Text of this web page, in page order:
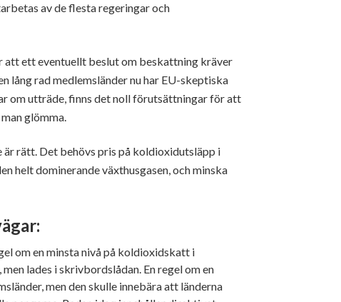
av de flesta regeringar och
att ett eventuellt beslut om beskattning kräver
lång rad medlemsländer nu har EU-skeptiska
om utträde, finns det noll förutsättningar för att
glömma.
rätt. Det behövs pris på koldioxidutsläpp i
helt dominerande växthusgasen, och minska
om en minsta nivå på koldioxidskatt i
lades i skrivbordslådan. En regel om en
men den skulle innebära att länderna